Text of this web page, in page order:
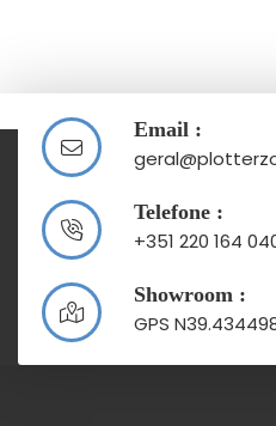
Email :
Telefone :
+351 220 164
Showroom :
GPS